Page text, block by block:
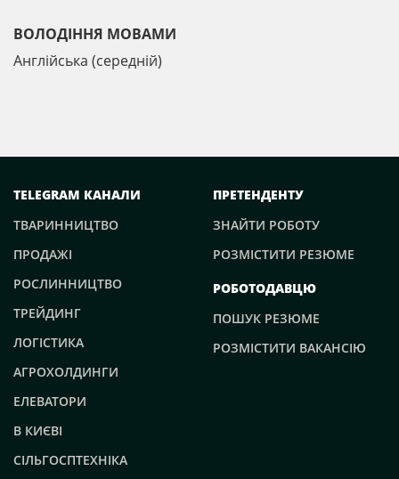
ВОЛОДІННЯ МОВАМИ
Англійська (середній)
TELEGRAM КАНАЛИ
ТВАРИННИЦТВО
ПРОДАЖІ
РОСЛИННИЦТВО
ТРЕЙДИНГ
ЛОГІСТИКА
АГРОХОЛДИНГИ
ЕЛЕВАТОРИ
В КИЄВІ
СІЛЬГОСПТЕХНІКА
ПРЕТЕНДЕНТУ
ЗНАЙТИ РОБОТУ
РОЗМІСТИТИ РЕЗЮМЕ
РОБОТОДАВЦЮ
ПОШУК РЕЗЮМЕ
РОЗМІСТИТИ ВАКАНСІЮ